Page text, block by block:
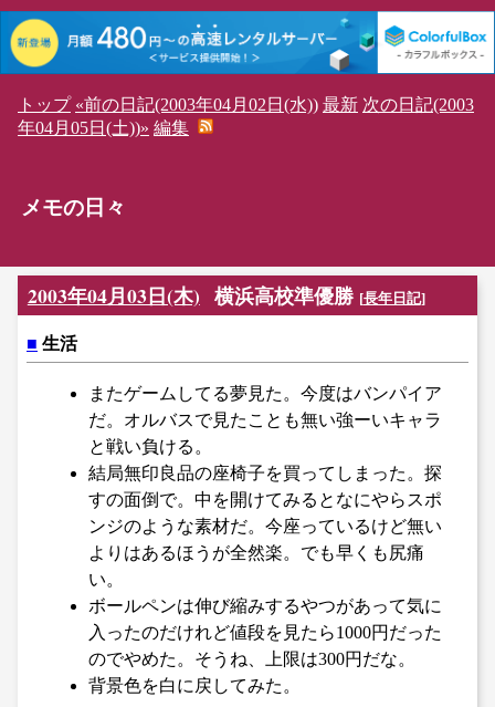
トップ «前の日記(2003年04月02日(水)) 最新 次の日記(2003
年04月05日(土))» 編集
メモの日々
2003年04月03日(木) 横浜高校準優勝 [長年日記]
■ 生活
またゲームしてる夢見た。今度はバンパイア
だ。オルバスで見たことも無い強ーいキャラ
と戦い負ける。
結局無印良品の座椅子を買ってしまった。探
すの面倒で。中を開けてみるとなにやらスポ
ンジのような素材だ。今座っているけど無い
よりはあるほうが全然楽。でも早くも尻痛
い。
ボールペンは伸び縮みするやつがあって気に
入ったのだけれど値段を見たら1000円だった
のでやめた。そうね、上限は300円だな。
背景色を白に戻してみた。